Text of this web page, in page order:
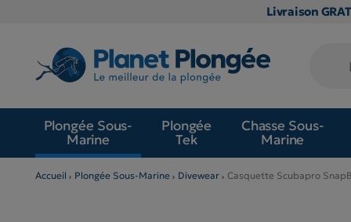
Livraison
Plongée Sous-
Marine
Plongée
Tek
Chasse Sous-
Marine
Accueil Plongée Sous-Marine Divewear Casquette Scubapro